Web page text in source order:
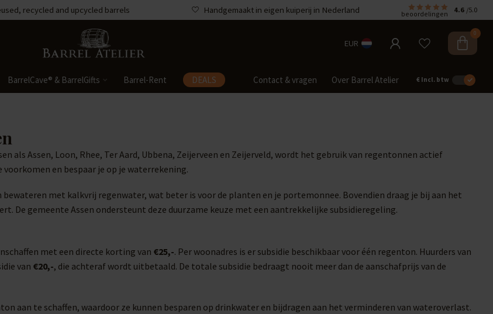
recycled and upcycled barrels Handgemaakt in eigen kuiperij in Nederland beoordelingen 4.6 /5.0
EUR
0
BarrelCave® & BarrelGifts Barrel-Rent DEALS Contact & vragen Over Barrel Atelier € Incl. btw
als Assen, Loon, Rhee, Ter Aard, Ubbena, Zeijerveen en Zeijerveld, wordt het gebruik van regentonnen actief
en bespaar je op je waterrekening.
met kalkvrij regenwater, wat beter is voor de planten en je portemonnee. Bovendien draag je bij aan het
De gemeente Assen ondersteunt deze duurzame keuze met een aantrekkelijke subsidieregeling.
met een directe korting van €25,-. Per woonadres is er subsidie beschikbaar voor één regenton. Huurders van
van €20,-, die achteraf wordt uitbetaald. De totale subsidie bedraagt nooit meer dan de aanschafprijs van de
aan te schaffen, waardoor ze kunnen besparen op drinkwater en bijdragen aan het verminderen van wateroverlast.